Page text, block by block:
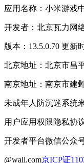
应用名称：小米游戏
开发者：北京瓦力网
版本：13.5.0.70 更新
北京地址：北京市昌
南京地址：南京市建
未成年人防沉迷系统
用户应用权限隐私协
开发者平台微信公众
@wali.com京ICP证